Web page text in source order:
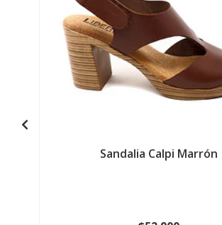
Sandalia Calpi Marrón